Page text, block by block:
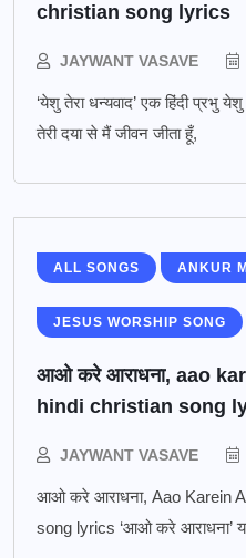
christian song lyrics
JAYWANT VASAVE
‘येशु तेरा धन्यवाद’ एक हिंदी प्रभु
तेरी दया से मैं जीवन जीता हूँ,
ALL SONGS ANKUR
JESUS WORSHIP SONG
आओ करे आराधना, aao
hindi christian song
JAYWANT VASAVE
आओ करे आराधना, Aao Karein
song lyrics ‘आओ करे आराधना’